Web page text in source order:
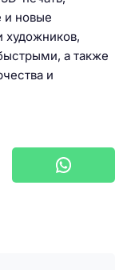
и новые
а также
и